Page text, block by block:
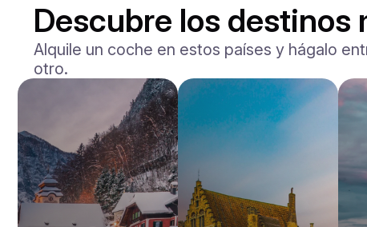
Mercedes Benz
Maybach S-klasse 580
Desde 750€ / día
Reserva ahora
Descubre los destinos
Alquile un coche en estos países y hágalo
otro.